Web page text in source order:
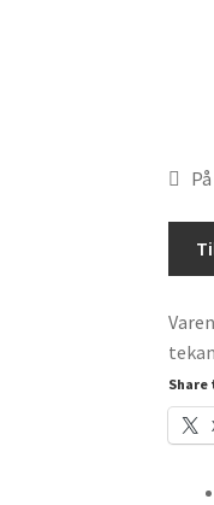
fra
antal
Share